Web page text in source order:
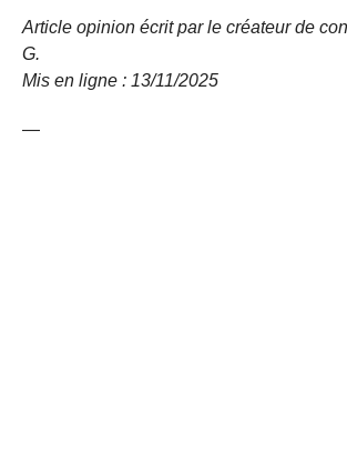
Article opinion écrit par le créateur de
G.
Mis en ligne : 13/11/2025
—